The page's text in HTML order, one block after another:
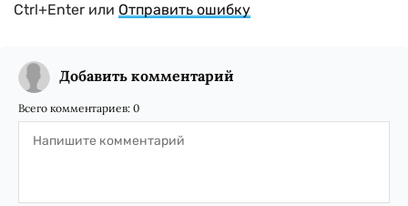
Ctrl+Enter или Отправить ошибку
Добавить комментарий
Всего комментариев: 0